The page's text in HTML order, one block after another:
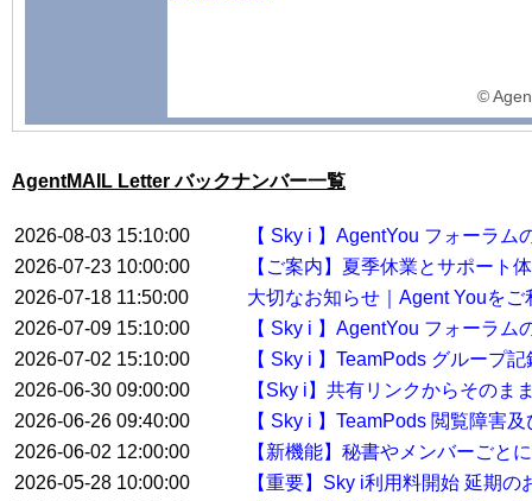
©️
AgentMAIL Letter バックナンバー一覧
2026-08-03 15:10:00
【 Sky i 】AgentYou フォーラ
2026-07-23 10:00:00
【ご案内】夏季休業とサポート
2026-07-18 11:50:00
大切なお知らせ｜Agent Youを
2026-07-09 15:10:00
【 Sky i 】AgentYou フォーラ
2026-07-02 15:10:00
【 Sky i 】TeamPods グループ
2026-06-30 09:00:00
【Sky i】共有リンクからそのま
2026-06-26 09:40:00
【 Sky i 】TeamPods 閲覧障害
2026-06-02 12:00:00
【新機能】秘書やメンバーごと
2026-05-28 10:00:00
【重要】Sky i利用料開始 延期の